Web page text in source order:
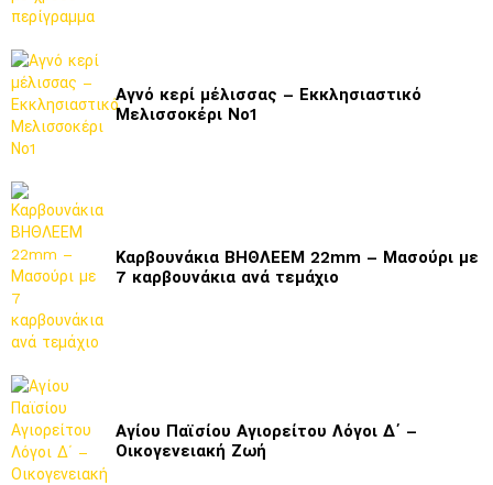
Αγνό κερί μέλισσας – Εκκλησιαστικό
Μελισσοκέρι Νο1
Καρβουνάκια ΒΗΘΛΕΕΜ 22mm – Μασούρι με
7 καρβουνάκια ανά τεμάχιο
Αγίου Παϊσίου Αγιορείτου Λόγοι Δ΄ –
Οικογενειακή Ζωή